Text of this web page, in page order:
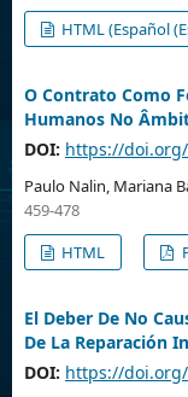
HTML (Español
O Contrato Como
Humanos No
DOI: https://doi.org/
Paulo Nalin, Mariana
459-478
HTML
El Deber De No
De La Reparación
DOI: https://doi.org/